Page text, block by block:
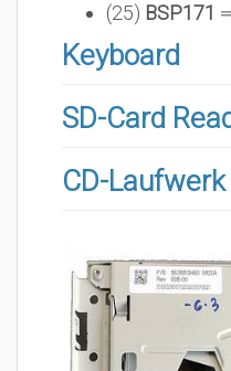
(25) BSP171
Keyboard
SD-Card
CD-Laufwerk